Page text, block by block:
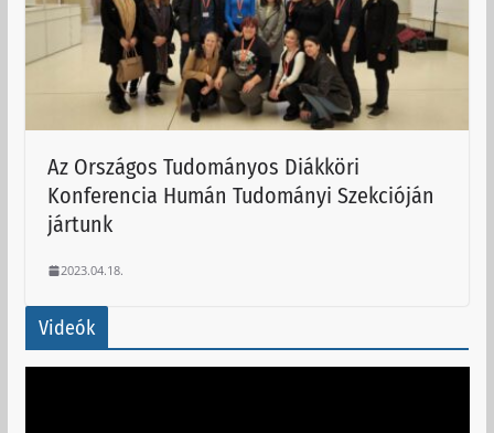
Az Országos Tudományos Diákköri
Konferencia Humán Tudományi Szekcióján
jártunk
2023.04.18.
Videók